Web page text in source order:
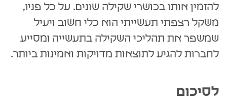
להזמין אותו בכושרי שקילה שונים. על כל פניו,
משקל רצפתי תעשייתי הוא כלי חשוב ויעיל
שמשפר את תהליכי השקילה בתעשייה ומסייע
לחברות להגיע לתוצאות מדויקות ואמינות ביותר.
לסיכום